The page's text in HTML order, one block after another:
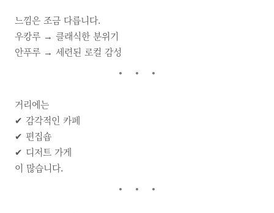
느낌은 조금 다릅니다.
우캉루 → 클래식한 분위기
안푸루 → 세련된 로컬 감성
거리에는
✔ 감각적인 카페
✔ 편집숍
✔ 디저트 가게
이 많습니다.